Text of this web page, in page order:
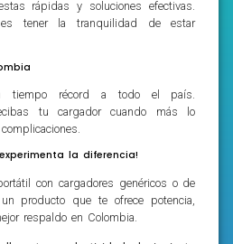
rápidas y soluciones efectivas.
es tener la tranquilidad de estar
tiempo récord a todo el país.
tu cargador cuando más lo
la diferencia!
con cargadores genéricos o de
producto que te ofrece potencia,
respaldo en Colombia.